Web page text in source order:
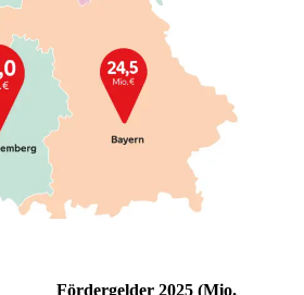
Fördergelder 2025 (Mio.